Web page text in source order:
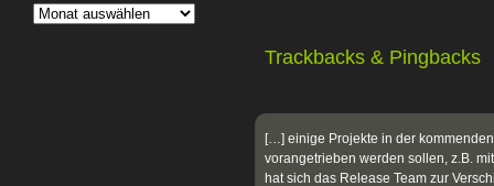
Trackbacks & Pingbacks
[…] einige Projekte in der
vorangetrieben werden sollen, z.B.
hat sich das Release Team zur